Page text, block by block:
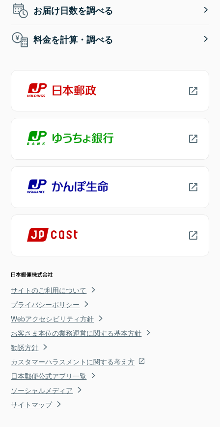
お届け日数を調べる
料金を計算・調べる
サイトのご利用について
プライバシーポリシー
Webアクセシビリティ方針
お客さま本位の業務運営に関する基本方針
勧誘方針
カスタマーハラスメントに関する考え方
日本郵便公式アプリ一覧
ソーシャルメディア
サイトマップ